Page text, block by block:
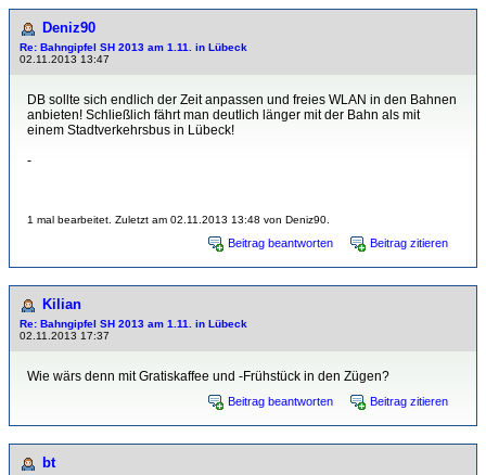
Deniz90
Re: Bahngipfel SH 2013 am 1.11. in Lübeck
02.11.2013 13:47
DB sollte sich endlich der Zeit anpassen und freies WLAN in den Bahnen
anbieten! Schließlich fährt man deutlich länger mit der Bahn als mit
einem Stadtverkehrsbus in Lübeck!
-
1 mal bearbeitet. Zuletzt am 02.11.2013 13:48 von Deniz90.
Beitrag beantworten Beitrag zitieren
Kilian
Re: Bahngipfel SH 2013 am 1.11. in Lübeck
02.11.2013 17:37
Wie wärs denn mit Gratiskaffee und -Frühstück in den Zügen?
Beitrag beantworten Beitrag zitieren
bt